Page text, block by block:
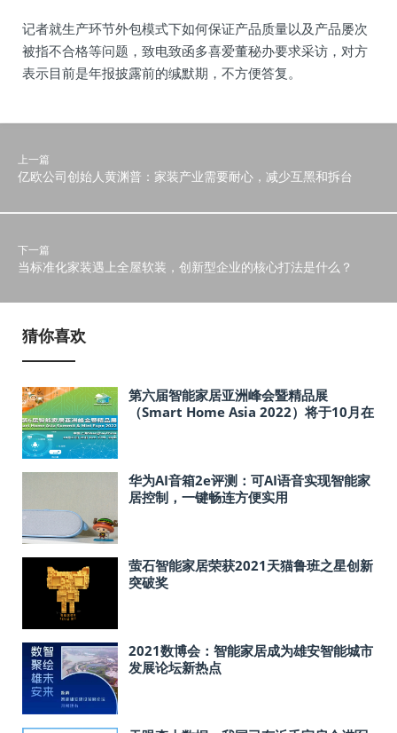
记者就生产环节外包模式下如何保证产品质量以及产品屡次
被指不合格等问题，致电致函多喜爱董秘办要求采访，对方
表示目前是年报披露前的缄默期，不方便答复。
上一篇
亿欧公司创始人黄渊普：家装产业需要耐心，减少互黑和拆台
下一篇
当标准化家装遇上全屋软装，创新型企业的核心打法是什么？
猜你喜欢
第六届智能家居亚洲峰会暨精品展
（Smart Home Asia 2022）将于10月在
华为AI音箱2e评测：可AI语音实现智能家
居控制，一键畅连方便实用
萤石智能家居荣获2021天猫鲁班之星创新
突破奖
2021数博会：智能家居成为雄安智能城市
发展论坛新热点